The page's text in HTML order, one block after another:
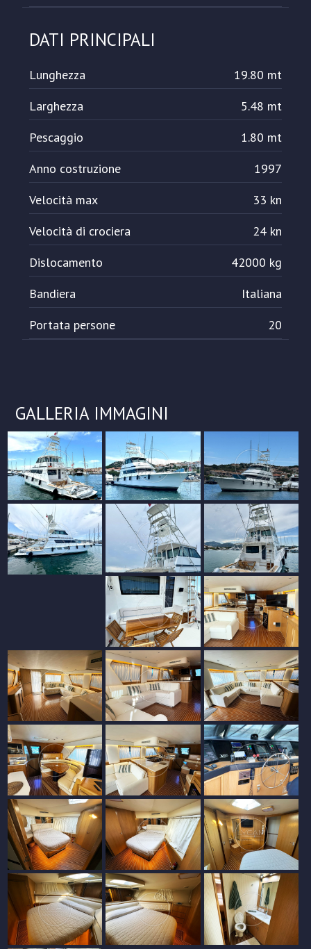
DATI PRINCIPALI
Lunghezza
19.80 mt
Larghezza
5.48 mt
Pescaggio
1.80 mt
Anno costruzione
1997
Velocità max
33 kn
Velocità di crociera
24 kn
Dislocamento
42000 kg
Bandiera
Italiana
Portata persone
20
GALLERIA IMMAGINI